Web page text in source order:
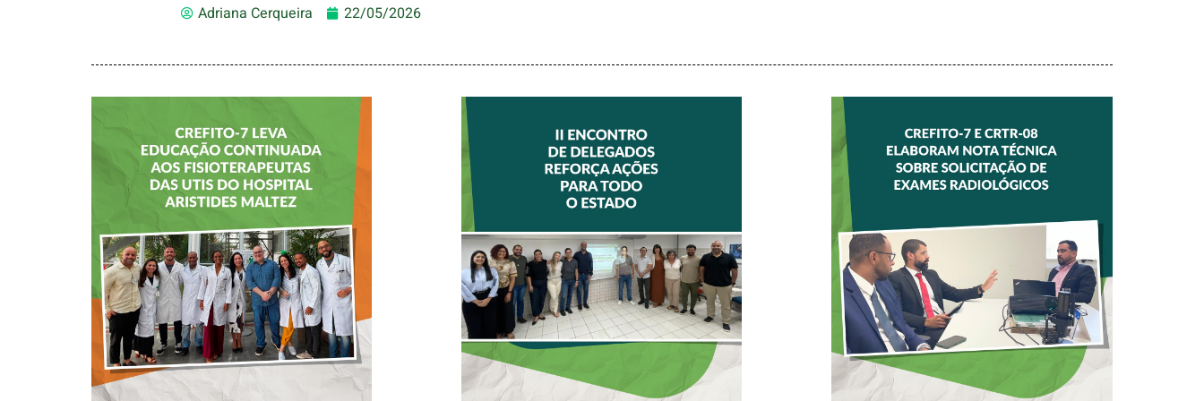
Adriana Cerqueira 22/05/2026
CREFITO-7 LEVA
EDUCAÇÃO
CONTINUADA AOS
FISIOTERAPEUTAS
DAS UTIs DO
HOSPITAL
ARISTIDES
MALTEZ
II ENCONTRO DE
REFORÇA AÇÕES
PARA TODO O
ESTADO
CREFITO-7 E
CRTR-08 INICIAM
NOTA TÉCNICA
SOLICITAÇÃO DE
EXAMES
RADIOLÓGICOS